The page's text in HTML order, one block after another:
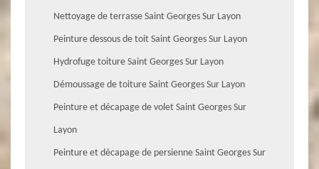
Nettoyage de terrasse Saint Georges Sur Layon
Peinture dessous de toit Saint Georges Sur Layon
Hydrofuge toiture Saint Georges Sur Layon
Démoussage de toiture Saint Georges Sur Layon
Peinture et décapage de volet Saint Georges Sur
Layon
Peinture et décapage de persienne Saint Georges Sur